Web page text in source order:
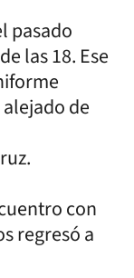
pasado
las 18. Ese
de
con
regresó a